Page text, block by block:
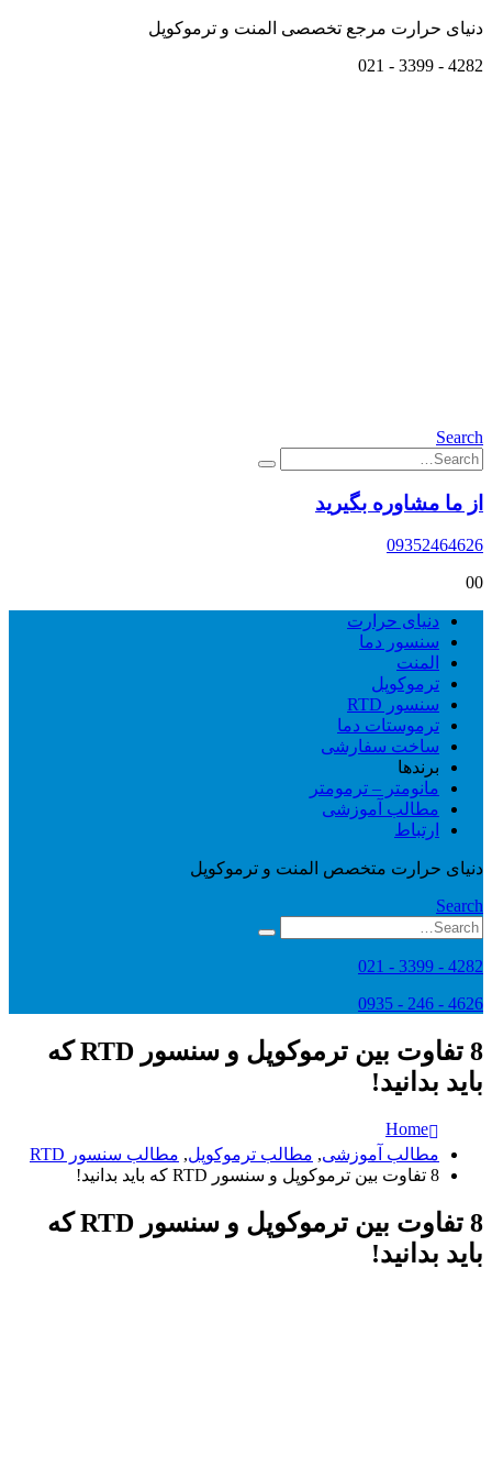
دنیای حرارت مرجع تخصصی المنت و ترموکوپل
4282 - 3399 - 021
Search
از ما مشاوره بگیرید
09352464626
00
دنیای حرارت
سنسور دما
المنت
ترموکوپل
سنسور RTD
ترموستات دما
ساخت سفارشی
برندها
مانومتر – ترمومتر
مطالب آموزشی
ارتباط
دنیای حرارت متخصص المنت و ترموکوپل
Search
4282 - 3399 - 021
4626 - 246 - 0935
8 تفاوت بین ترموکوپل و سنسور RTD که
باید بدانید!
Home
مطالب آموزشی, مطالب ترموکوپل, مطالب سنسور RTD
8 تفاوت بین ترموکوپل و سنسور RTD که باید بدانید!
8 تفاوت بین ترموکوپل و سنسور RTD که
باید بدانید!